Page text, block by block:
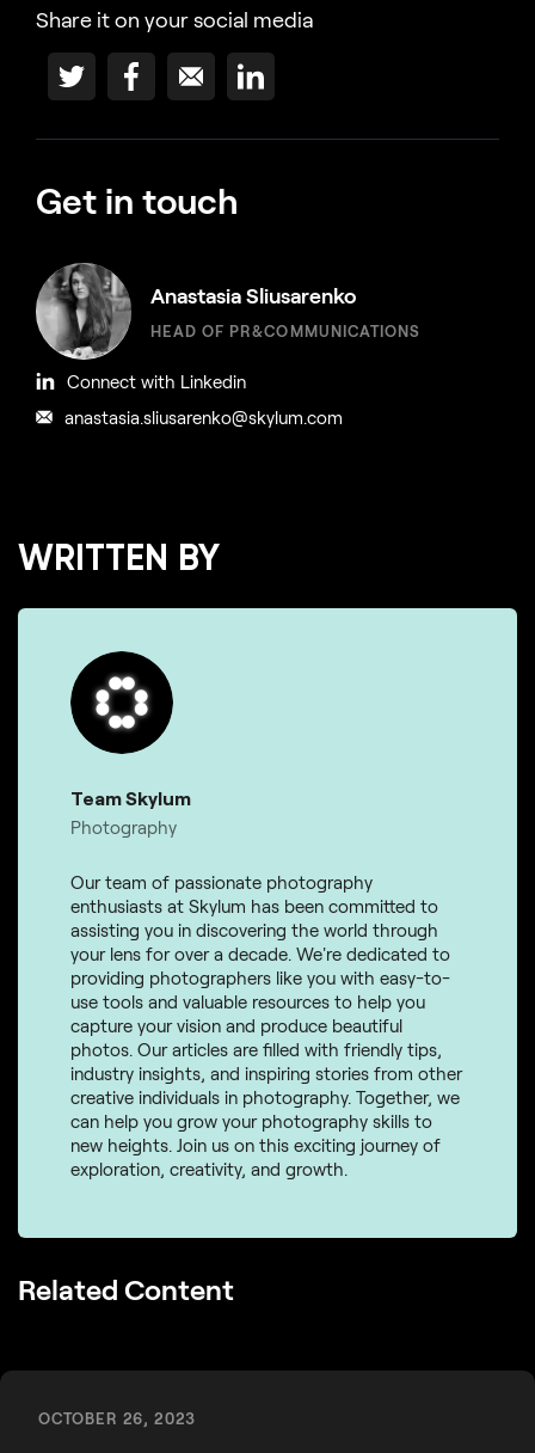
Share it on your social media
Get in touch
Anastasia Sliusarenko
HEAD OF PR&COMMUNICATIONS
Connect with Linkedin
anastasia.sliusarenko@skylum.com
WRITTEN BY
Team Skylum
Photography
Our team of passionate photography
enthusiasts at Skylum has been committed to
assisting you in discovering the world through
your lens for over a decade. We're dedicated to
providing photographers like you with easy-to-
use tools and valuable resources to help you
capture your vision and produce beautiful
photos. Our articles are filled with friendly tips,
industry insights, and inspiring stories from other
creative individuals in photography. Together, we
can help you grow your photography skills to
new heights. Join us on this exciting journey of
exploration, creativity, and growth.
Related Content
OCTOBER 26, 2023